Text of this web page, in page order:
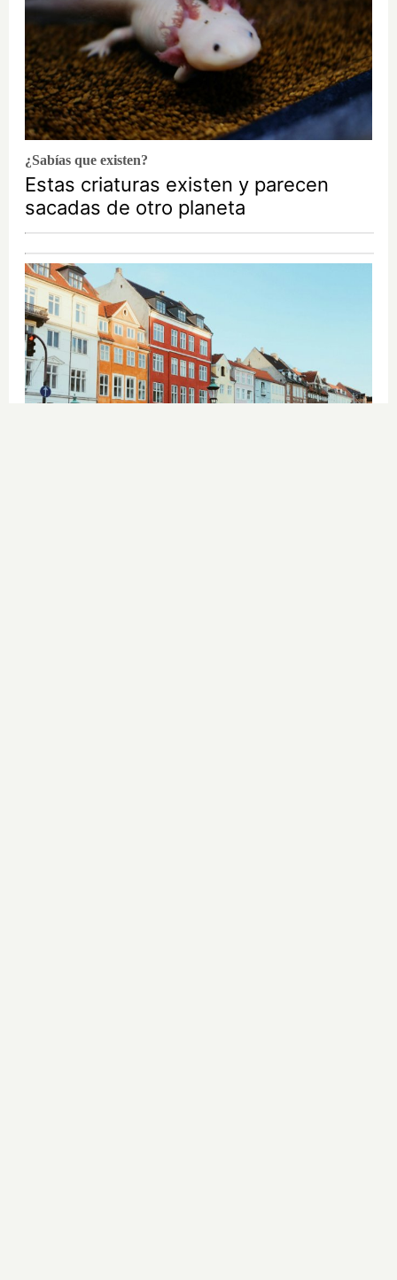
¿Sabías que existen?
Estas criaturas existen y parecen
sacadas de otro planeta